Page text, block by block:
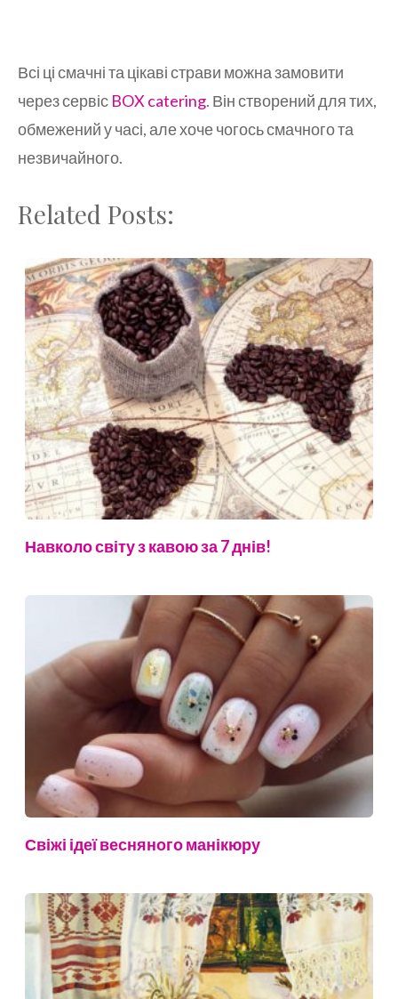
Всі ці смачні та цікаві страви можна замовити
через сервіс BOX catering. Він створений для тих,
обмежений у часі, але хоче чогось смачного та
незвичайного.
Related Posts:
Навколо світу з кавою за 7 днів!
Свіжі ідеї весняного манікюру